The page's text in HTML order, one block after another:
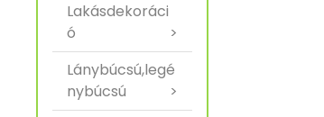
Lakásdekoráci
ó
>
Lánybúcsú,legé
nybúcsú
>